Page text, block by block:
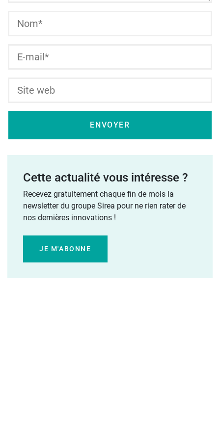
Cette actualité vous intéresse ?
Recevez gratuitement chaque fin de mois la
newsletter du groupe Sirea pour ne rien rater de
nos dernières innovations !
JE M'ABONNE